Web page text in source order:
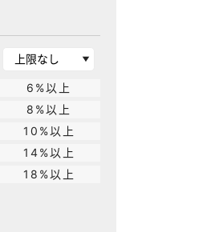
6%以上
8%以上
10%以上
14%以上
18%以上